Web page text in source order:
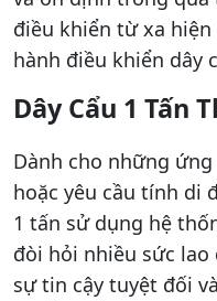
điều khiển từ xa
hành điều khiển dây
Dây Cẩu 1 Tấn
Dành cho những
hoặc yêu cầu tính di
1 tấn sử dụng hệ
đòi hỏi nhiều sức
sự tin cậy tuyệt đối